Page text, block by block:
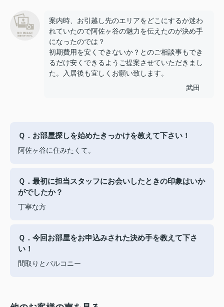
案内時、お引越し先のエリアをどこにするか迷わ
れていたので阿佐ヶ谷の魅力を伝えたのが決め手
になったのでは？
初期費用を安くできないか？とのご相談事もでき
るだけ安くできるようご提案させていただきまし
た。入居後も宜しくお願い致します。
武田
Ｑ．お部屋探しを始めたきっかけを教えて下さい！
阿佐ヶ谷に住みたくて。
Ｑ．最初に担当スタッフにお会いしたときの印象はいか
がでしたか？
丁寧な方
Ｑ．今回お部屋をお申込みされた決め手を教えて下さ
い！
間取りとバルコニー